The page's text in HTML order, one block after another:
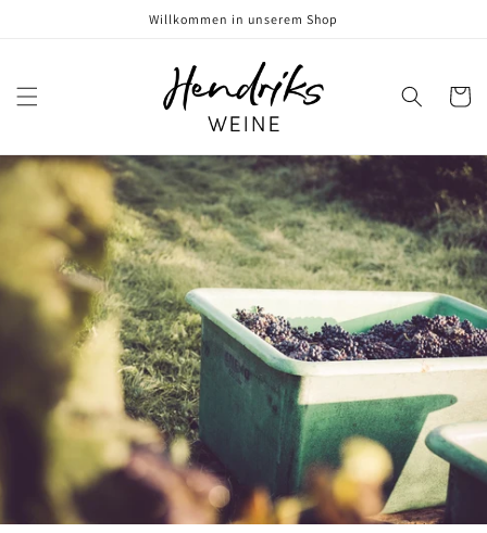
Willkommen in unserem Shop